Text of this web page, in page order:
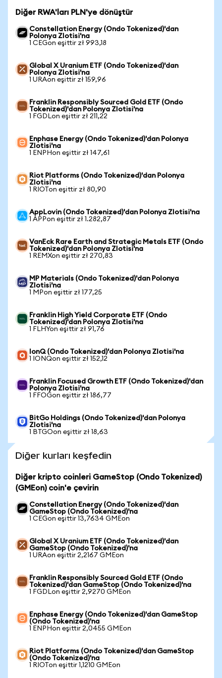
Diğer RWA'ları PLN'ye dönüştür
Constellation Energy (Ondo Tokenized)'dan
Polonya Zlotisi'na
1 CEGon eşittir zł 993,18
Global X Uranium ETF (Ondo Tokenized)'dan
Polonya Zlotisi'na
1 URAon eşittir zł 159,96
Franklin Responsibly Sourced Gold ETF (Ondo
Tokenized)'dan Polonya Zlotisi'na
1 FGDLon eşittir zł 211,22
Enphase Energy (Ondo Tokenized)'dan Polonya
Zlotisi'na
1 ENPHon eşittir zł 147,61
Riot Platforms (Ondo Tokenized)'dan Polonya
Zlotisi'na
1 RIOTon eşittir zł 80,90
AppLovin (Ondo Tokenized)'dan Polonya Zlotisi'na
1 APPon eşittir zł 1.282,87
VanEck Rare Earth and Strategic Metals ETF (Ondo
Tokenized)'dan Polonya Zlotisi'na
1 REMXon eşittir zł 270,83
MP Materials (Ondo Tokenized)'dan Polonya
Zlotisi'na
1 MPon eşittir zł 177,25
Franklin High Yield Corporate ETF (Ondo
Tokenized)'dan Polonya Zlotisi'na
1 FLHYon eşittir zł 91,76
IonQ (Ondo Tokenized)'dan Polonya Zlotisi'na
1 IONQon eşittir zł 152,12
Franklin Focused Growth ETF (Ondo Tokenized)'dan
Polonya Zlotisi'na
1 FFOGon eşittir zł 186,77
BitGo Holdings (Ondo Tokenized)'dan Polonya
Zlotisi'na
1 BTGOon eşittir zł 18,63
Diğer kurları keşfedin
Diğer kripto coinleri GameStop (Ondo Tokenized)
(GMEon) coin'e çevirin
Constellation Energy (Ondo Tokenized)'dan
GameStop (Ondo Tokenized)'na
1 CEGon eşittir 13,7634 GMEon
Global X Uranium ETF (Ondo Tokenized)'dan
GameStop (Ondo Tokenized)'na
1 URAon eşittir 2,2167 GMEon
Franklin Responsibly Sourced Gold ETF (Ondo
Tokenized)'dan GameStop (Ondo Tokenized)'na
1 FGDLon eşittir 2,9270 GMEon
Enphase Energy (Ondo Tokenized)'dan GameStop
(Ondo Tokenized)'na
1 ENPHon eşittir 2,0455 GMEon
Riot Platforms (Ondo Tokenized)'dan GameStop
(Ondo Tokenized)'na
1 RIOTon eşittir 1,1210 GMEon